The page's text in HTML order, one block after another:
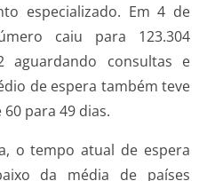
especializado. Em 4 de
caiu para 123.304
aguardando consultas e
de espera também teve
para 49 dias.
o tempo atual de espera
da média de países